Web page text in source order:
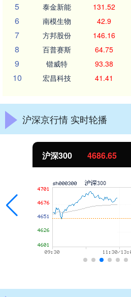
5 泰金新能 131.52
6 南模生物 42.9
7 方邦股份 146.16
8 百普赛斯 64.75
9 锴威特 93.38
10 宏昌科技 41.41
沪深京行情 实时轮播
北证50 1128.44